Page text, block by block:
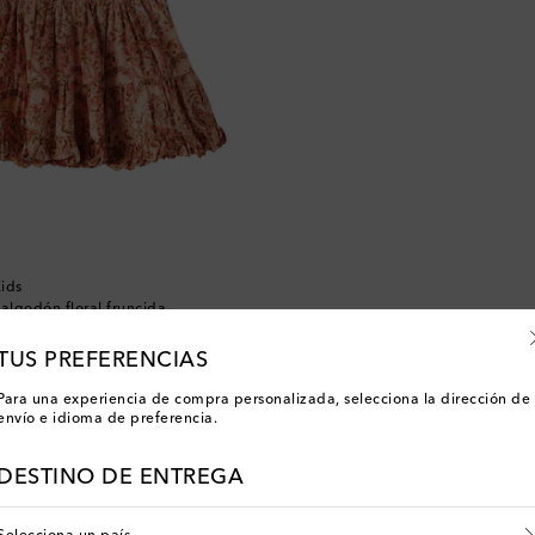
algodón floral fruncida
PREFERENCIAS
Para una experiencia de compra personalizada, selecciona la dirección de
e idioma de preferencia.
DESTINO DE ENTREGA